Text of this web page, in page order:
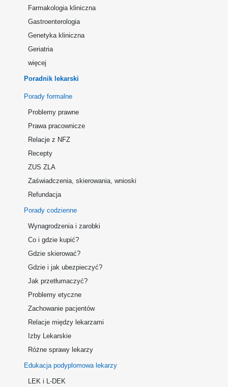
Farmakologia kliniczna
Gastroenterologia
Genetyka kliniczna
Geriatria
więcej
Poradnik lekarski
Porady formalne
Problemy prawne
Prawa pracownicze
Relacje z NFZ
Recepty
ZUS ZLA
Zaświadczenia, skierowania, wnioski
Refundacja
Porady codzienne
Wynagrodzenia i zarobki
Co i gdzie kupić?
Gdzie skierować?
Gdzie i jak ubezpieczyć?
Jak przetłumaczyć?
Problemy etyczne
Zachowanie pacjentów
Relacje między lekarzami
Izby Lekarskie
Różne sprawy lekarzy
Edukacja podyplomowa lekarzy
LEK i L-DEK